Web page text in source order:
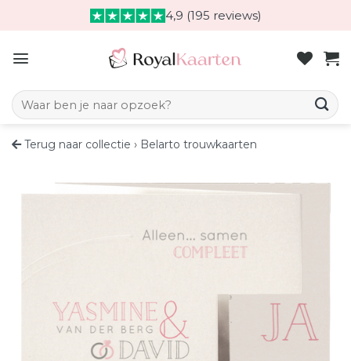
4,9 (195 reviews)
Zoeken naar:
Terug naar collectie › Belarto trouwkaarten